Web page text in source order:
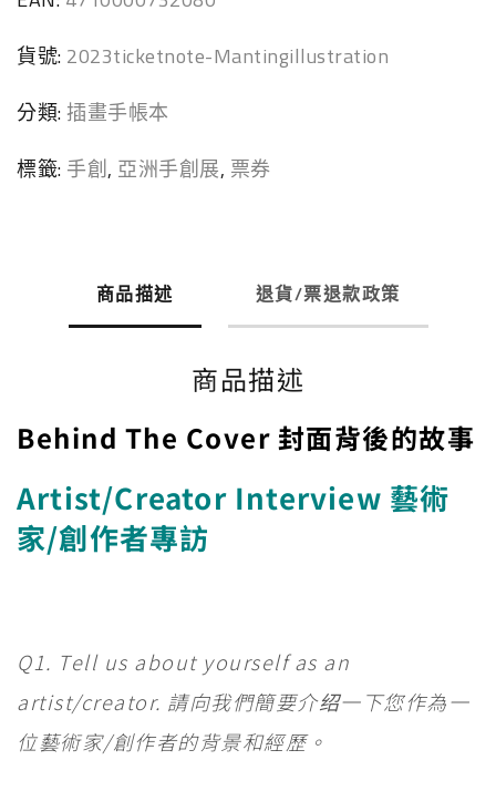
貨號: 2023ticketnote-Mantingillustration
分類: 插畫手帳本
標籤: 手創, 亞洲手創展, 票券
商品描述 退貨/票退款政策
商品描述
Behind The Cover 封面背後的故事
Artist/Creator Interview 藝術
家/創作者專訪
Q1. Tell us about yourself as an
artist/creator. 請向我們簡要介绍一下您作為一
位藝術家/創作者的背景和經歷。